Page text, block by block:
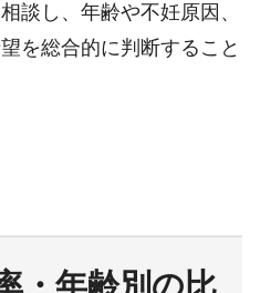
談し、年齢や不妊原因、
を総合的に判断すること
・年齢別の比